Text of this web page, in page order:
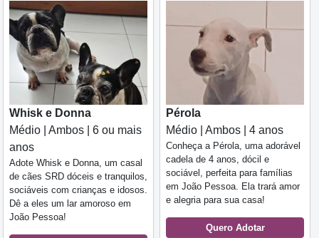
Whisk e Donna
Médio | Ambos | 6 ou mais
anos
Adote Whisk e Donna, um casal
de cães SRD dóceis e tranquilos,
sociáveis com crianças e idosos.
Dê a eles um lar amoroso em
João Pessoa!
Pérola
Médio | Ambos | 4 anos
Conheça a Pérola, uma adorável
cadela de 4 anos, dócil e
sociável, perfeita para famílias
em João Pessoa. Ela trará amor
e alegria para sua casa!
Quero Adotar